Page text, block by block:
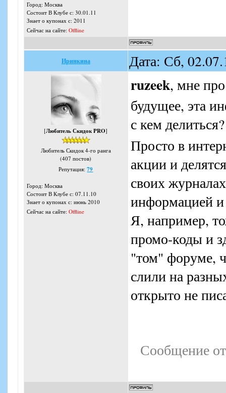
Город: Москва
Состоит В Клубе с: 30.01.11
Знает о купонах с: 2011
Сейчас на сайте: Offline
Иринкина Дата: Сб,
[Любитель Скидок PRO]
Любитель Скидок 4-го ранга
(407 постов)
Репутация:79
Город: Москва
Состоит В Клубе с: 07.11.10
Знает о купонах с: июнь 2010
Сейчас на сайте: Offline
ruzeek, мне
будущее, эта
с кем
Просто в
акции и
своих
информацией
Я, например,
промо-коды и
"том" форуме,
слили на
открыто не
Сообщение